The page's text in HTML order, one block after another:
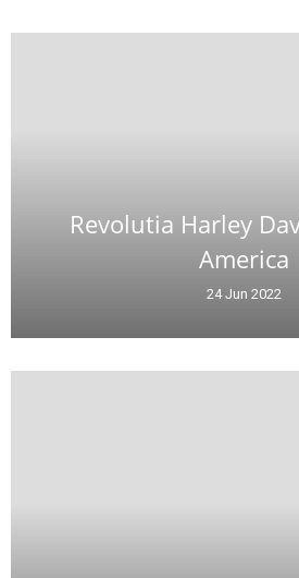
Revolutia Harley
America
24 Jun 2022